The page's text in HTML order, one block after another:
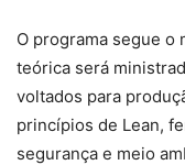
O programa segue o
teórica será
voltados para
princípios de Lean,
segurança e meio